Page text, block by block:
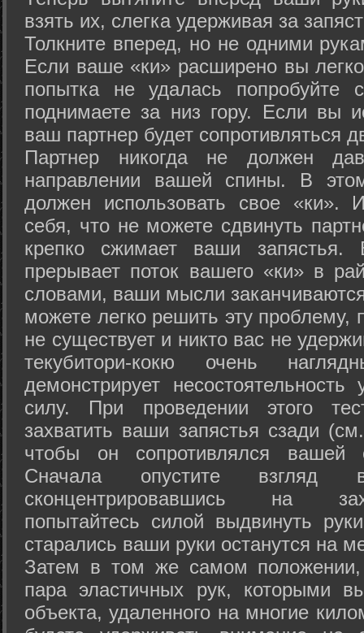
взять их, слегка удерживая за
Толкните вперед, но не одними
Если ваше «ки» расширено вы
попытка не удалась попробуйте
поднимаете за низ гору. Если вы
ваш партнер будет сопротивляться
Партнер никогда не должен
направлении вашей спины. В
должен использовать свое «ки».
себя, что не можете сдвинуть
крепко сжимает ваши запястья.
прерывает поток вашего «ки» в
словами, ваши мысли
можете легко решить эту проблему,
не существует и никто вас не
текубитори-кокю очень
демонстрирует
силу. При проведении этого
захватить ваши запястья сзади
чтобы он сопротивлялся вашей
Сначала опустите
сконцентрировавшись на
попытайтесь силой выдвинуть
старались ваши руки останутся на
Затем в том же самом положении,
пара эластичных рук, которыми
объекта, удаленного на многие